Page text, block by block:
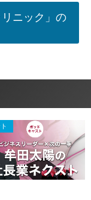
ニック」の